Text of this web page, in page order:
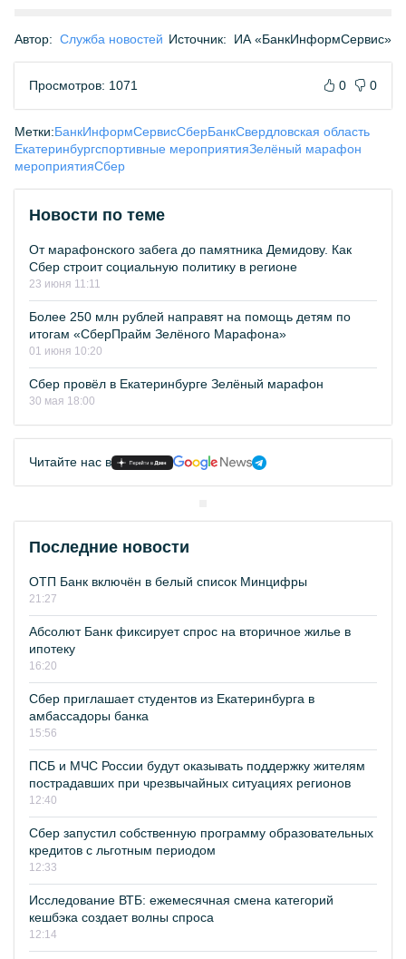
Автор: Служба новостей Источник: ИА «БанкИнформСервис»
Просмотров: 1071 0 0
Метки:БанкИнформСервисСберБанкСвердловская область
Екатеринбургспортивные мероприятияЗелёный марафон
мероприятияСбер
Новости по теме
От марафонского забега до памятника Демидову. Как
Сбер строит социальную политику в регионе
23 июня 11:11
Более 250 млн рублей направят на помощь детям по
итогам «СберПрайм Зелёного Марафона»
01 июня 10:20
Сбер провёл в Екатеринбурге Зелёный марафон
30 мая 18:00
Читайте нас в
Последние новости
ОТП Банк включён в белый список Минцифры
21:27
Абсолют Банк фиксирует спрос на вторичное жилье в
ипотеку
16:20
Сбер приглашает студентов из Екатеринбурга в
амбассадоры банка
15:56
ПСБ и МЧС России будут оказывать поддержку жителям
пострадавших при чрезвычайных ситуациях регионов
12:40
Сбер запустил собственную программу образовательных
кредитов с льготным периодом
12:33
Исследование ВТБ: ежемесячная смена категорий
кешбэка создает волны спроса
12:14